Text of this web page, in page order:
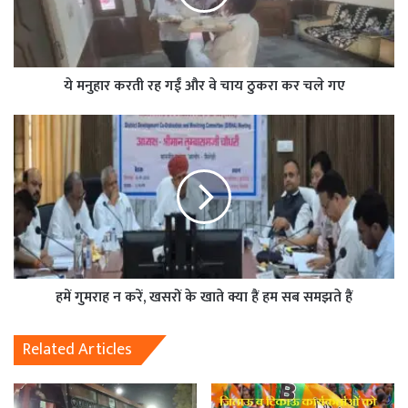
ये मनुहार करती रह गईं और वे चाय ठुकरा कर चले गए
हमें गुमराह न करें, खसरों के खाते क्या हैं हम सब समझते हैं
Related Articles